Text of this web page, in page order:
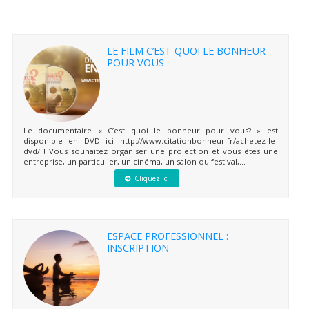
LE FILM C’EST QUOI LE BONHEUR
POUR VOUS
Le documentaire « C’est quoi le bonheur pour vous? » est
disponible en DVD ici http://www.citationbonheur.fr/achetez-le-
dvd/ ! Vous souhaitez organiser une projection et vous êtes une
entreprise, un particulier, un cinéma, un salon ou festival,...
Cliquez ici
ESPACE PROFESSIONNEL :
INSCRIPTION